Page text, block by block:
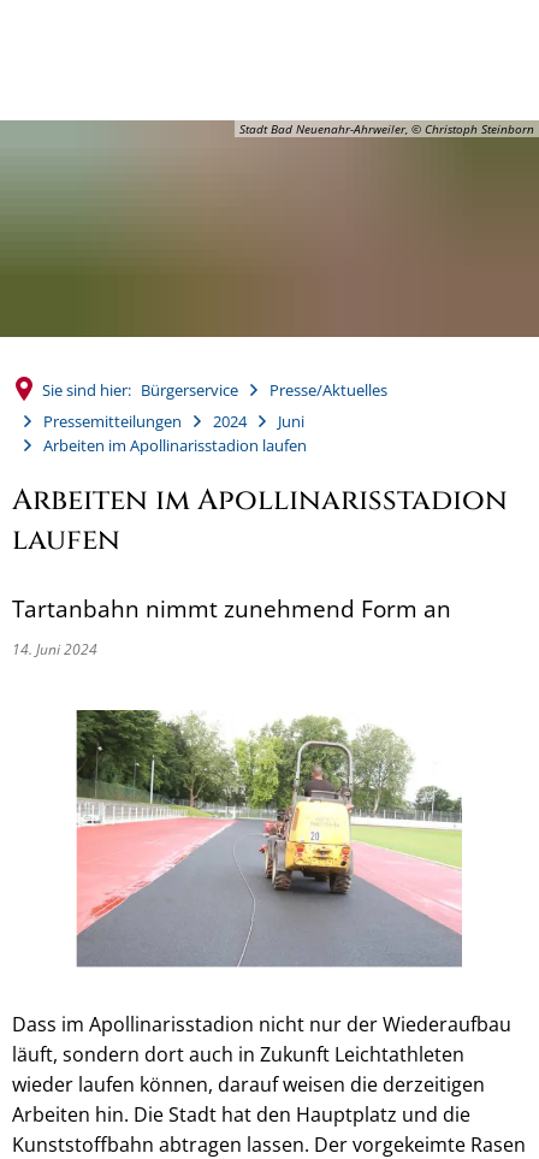
Stadt Bad Neuenahr-Ahrweiler, © Christoph Steinborn
Sie sind hier: Bürgerservice
Presse/Aktuelles
Pressemitteilungen
2024
Juni
Arbeiten im Apollinarisstadion laufen
Arbeiten im Apollinarisstadion
laufen
Tartanbahn nimmt zunehmend Form an
14. Juni 2024
Dass im Apollinarisstadion nicht nur der Wiederaufbau
läuft, sondern dort auch in Zukunft Leichtathleten
wieder laufen können, darauf weisen die derzeitigen
Arbeiten hin. Die Stadt hat den Hauptplatz und die
Kunststoffbahn abtragen lassen. Der vorgekeimte Rasen